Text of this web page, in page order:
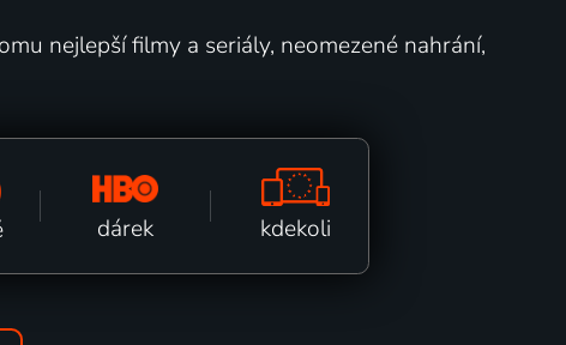
nejlepší filmy a seriály, neomezené nahrání,
dárek kdekoli